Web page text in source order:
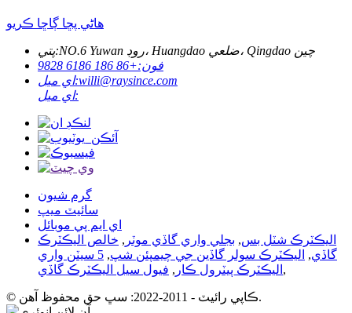
هاڻي پڇا ڳاڇا ڪريو
پتي:
NO.6 Yuwan روڊ، Huangdao ضلعي، Qingdao چين
فون:+86 186 6186 9828
اي ميل:willi@raysince.com
اي ميل:
گرم شيون
سائيٽ ميپ
اي ايم پي موبائل
اليڪٽرڪ شٽل بس, بجلي واري گاڏي موٽر , خالص اليڪٽرڪ
گاڏي, اليڪٽرڪ سولر گاڏين جي چيمپئن شپ,
5 سيٽن واري
اليڪٽرڪ پيٽرول ڪار , فيول سيل اليڪٽرڪ گاڏي ,
© ڪاپي رائيٽ - 2011-2022: سڀ حق محفوظ آهن.